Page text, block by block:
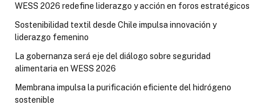
WESS 2026 redefine liderazgo y acción en foros estratégicos
Sostenibilidad textil desde Chile impulsa innovación y
liderazgo femenino
La gobernanza será eje del diálogo sobre seguridad
alimentaria en WESS 2026
Membrana impulsa la purificación eficiente del hidrógeno
sostenible